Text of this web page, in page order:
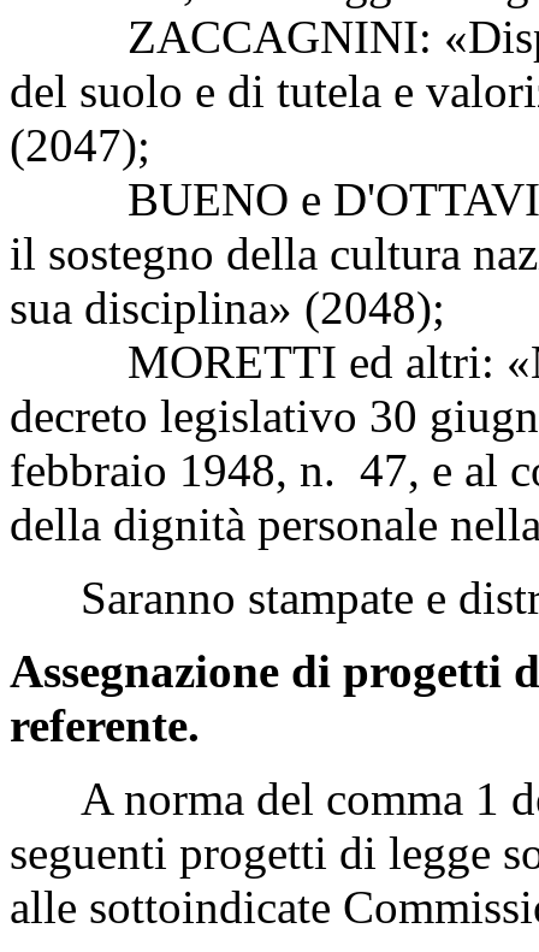
ZACCAGNINI:
del suolo e di tutela e
(2047);
BUENO e
il sostegno della cultura
sua disciplina» (2048);
MORETTI ed altri:
decreto legislativo 30
febbraio 1948, n. 47, e al
della dignità personale
Saranno stampate e
Assegnazione di progetti
referente.
A norma del comma 1
seguenti progetti di legge
alle sottoindicate